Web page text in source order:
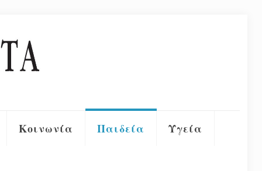
Κοινωνία Παιδεία Υγεία